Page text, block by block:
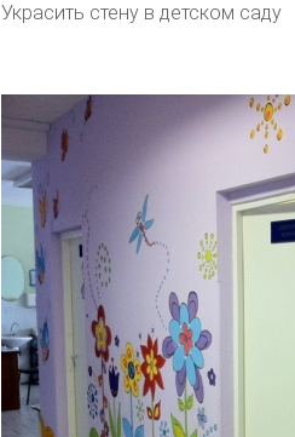
Украсить стену в детском саду